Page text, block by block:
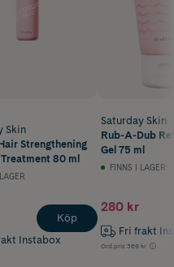
Skin
Strengthening
80 ml
Instabox
Köp
Saturday Skin
Rub-A-Dub
Gel 75 ml
FINNS I LAGER
280 kr
Fri frakt
Ord.pris 369 kr